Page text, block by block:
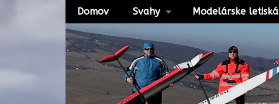
Domov Svahy Modelárske letiská